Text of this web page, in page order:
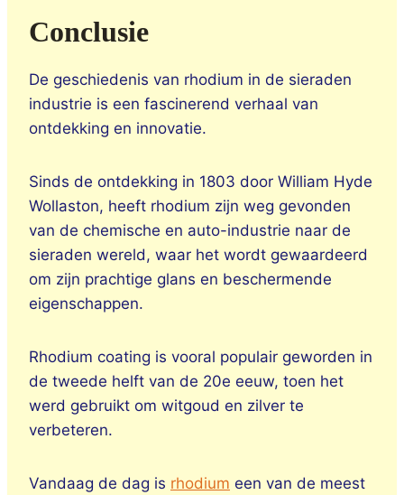
Conclusie
De geschiedenis van rhodium in de sieraden
industrie is een fascinerend verhaal van
ontdekking en innovatie.
Sinds de ontdekking in 1803 door William Hyde
Wollaston, heeft rhodium zijn weg gevonden
van de chemische en auto-industrie naar de
sieraden wereld, waar het wordt gewaardeerd
om zijn prachtige glans en beschermende
eigenschappen.
Rhodium coating is vooral populair geworden in
de tweede helft van de 20e eeuw, toen het
werd gebruikt om witgoud en zilver te
verbeteren.
Vandaag de dag is rhodium een van de meest